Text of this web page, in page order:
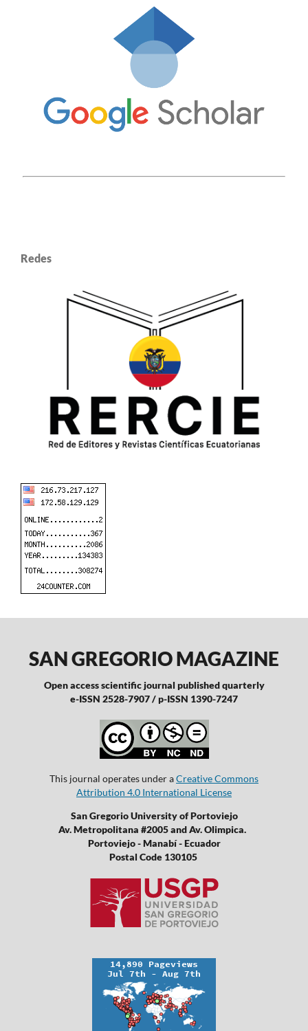
Redes
SAN GREGORIO MAGAZINE
Open access scientific journal published quarterly
e-ISSN 2528-7907 / p-ISSN 1390-7247
This journal operates under aCreative Commons
Attribution 4.0 International License
San Gregorio University of Portoviejo
Av. Metropolitana #2005 and Av. Olimpica.
Portoviejo - Manabí - Ecuador
Postal Code 130105